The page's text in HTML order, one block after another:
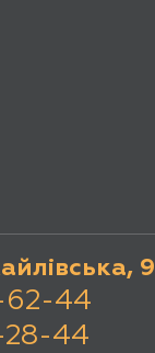
9
62-44
44